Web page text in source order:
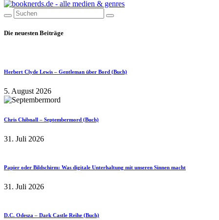
Die neuesten Beiträge
Herbert Clyde Lewis – Gentleman über Bord (Buch)
5. August 2026
Chris Chibnall – Septembermord (Buch)
31. Juli 2026
Papier oder Bildschirm: Was digitale Unterhaltung mit unseren Sinnen macht
31. Juli 2026
D.C. Odesza – Dark Castle Reihe (Buch)